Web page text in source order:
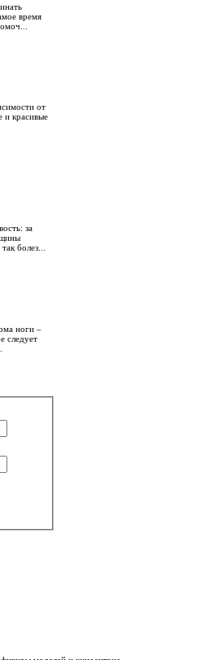
время
от
и красивые
за
болез...
ноги –
следует